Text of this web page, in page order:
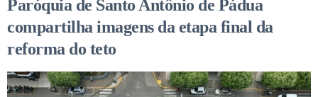
Paróquia de Santo Antônio de Pádua
compartilha imagens da etapa final da
reforma do teto